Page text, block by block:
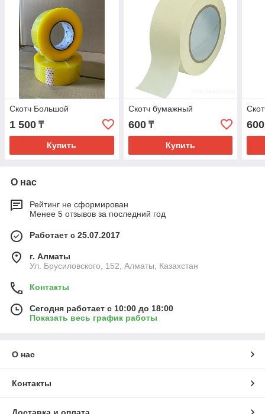
Скотч Большой
1 500 ₸
Купить
Скотч бумажный
600₸
Купить
600
О нас
Рейтинг не сформирован
Менее 5 отзывов за последний год
Работает с 25.07.2017
г. Алматы
Ул. Брусиловского, 152, Алматы, Казахстан
Контакты
Сегодня работает с 10:00 до 18:00
Показать весь график работы
О нас
Контакты